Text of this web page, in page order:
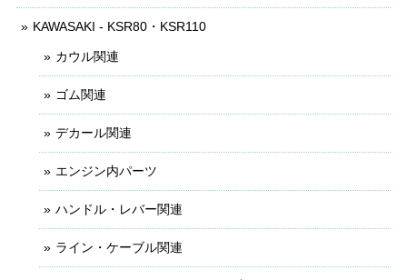
KAWASAKI - KSR80・KSR110
カウル関連
ゴム関連
デカール関連
エンジン内パーツ
ハンドル・レバー関連
ライン・ケーブル関連